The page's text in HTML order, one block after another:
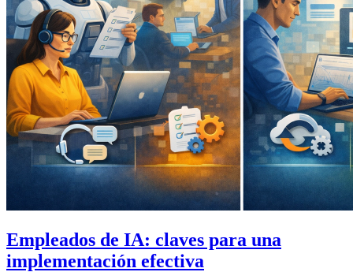
Empleados de IA: claves para una
implementación efectiva